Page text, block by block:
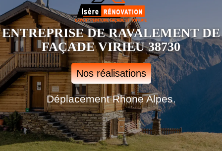
ENTREPRISE DE RAVALEMENT DE
FAÇADE VIRIEU 38730
Nos réalisations
Déplacement Rhone Alpes.